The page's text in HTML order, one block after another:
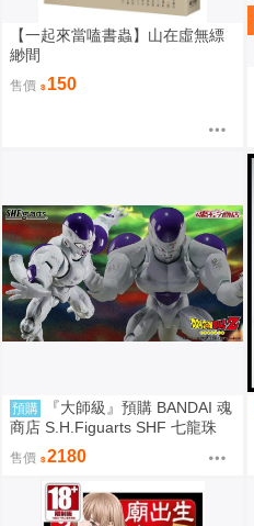
【一起來當嗑書蟲】山在虛無縹
緲間
售價 150
預購
『大師級』預購 BANDAI 魂
商店 S.H.Figuarts SHF 七龍珠
力量全開 弗利沙 戰損版
售價 2180